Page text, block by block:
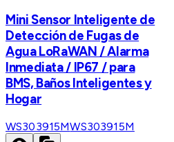
Mini Sensor Inteligente de
Detección de Fugas de
Agua LoRaWAN / Alarma
Inmediata / IP67 / para
BMS, Baños Inteligentes y
Hogar
WS303915MWS303915M